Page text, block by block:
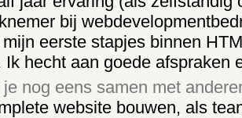
bij
eerste stapjes binnen
Ik hecht aan goede afspraken
nog eens samen met
website bouwen, als